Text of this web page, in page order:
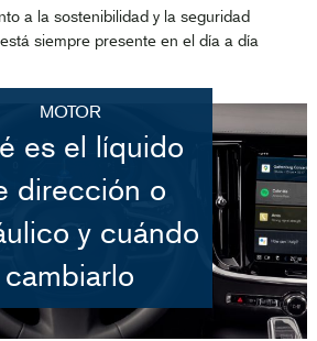
a la sostenibilidad y la seguridad
siempre presente en el día a día
MOTOR
es el líquido
dirección o
y cuándo
cambiarlo